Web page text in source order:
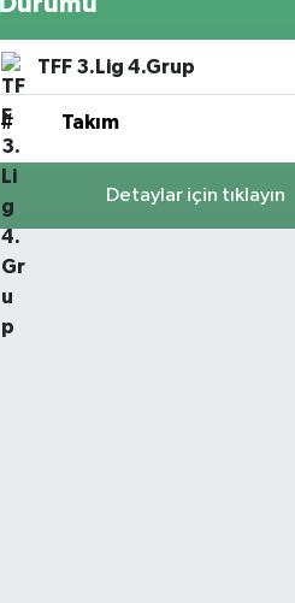
TFF 3.Lig 4.Grup
# Takım
Detaylar için tıklayın